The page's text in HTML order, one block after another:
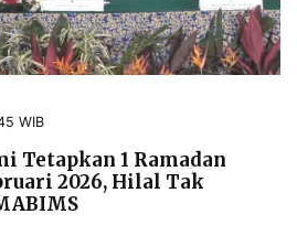
WIB
Tetapkan 1 Ramadan
2026, Hilal Tak